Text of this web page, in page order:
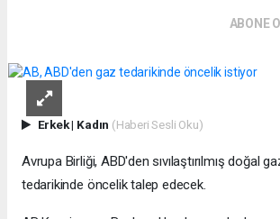
ABONE
Erkek| Kadın (Haberi Sesli Oku)
Avrupa Birliği, ABD'den sıvılaştırılmış doğal
tedarikinde öncelik talep edecek.